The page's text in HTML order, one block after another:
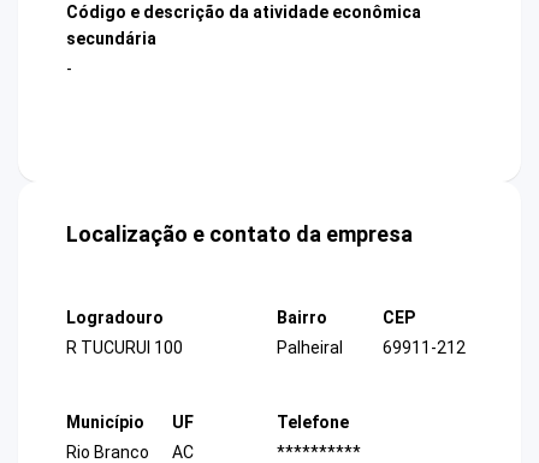
Código e descrição da atividade econômica
secundária
-
Localização e contato da empresa
Logradouro
R TUCURUI 100
Bairro
Palheiral
CEP
69911-212
Município
Rio Branco
UF
AC
Telefone
**********